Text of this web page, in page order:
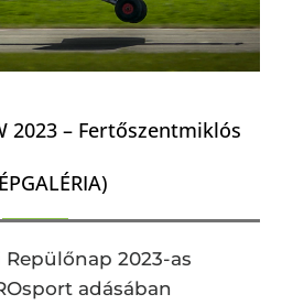
2023 – Fertőszentmiklós
2023-as
adásában